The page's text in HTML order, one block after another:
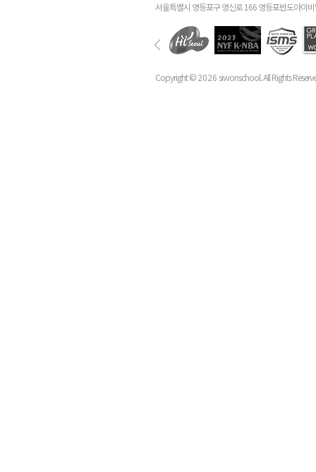
서울특별시 영등포구 영신로 166 영등포반도아이
Copyright ©2026 siwonschool. All Rights